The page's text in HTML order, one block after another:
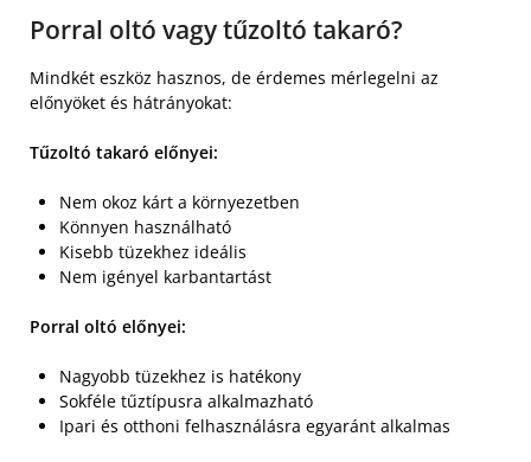
Porral oltó vagy tűzoltó takaró?
Mindkét eszköz hasznos, de érdemes mérlegelni az
előnyöket és hátrányokat:
Tűzoltó takaró előnyei:
Nem okoz kárt a környezetben
Könnyen használható
Kisebb tüzekhez ideális
Nem igényel karbantartást
Porral oltó előnyei:
Nagyobb tüzekhez is hatékony
Sokféle tűztípusra alkalmazható
Ipari és otthoni felhasználásra egyaránt alkalmas